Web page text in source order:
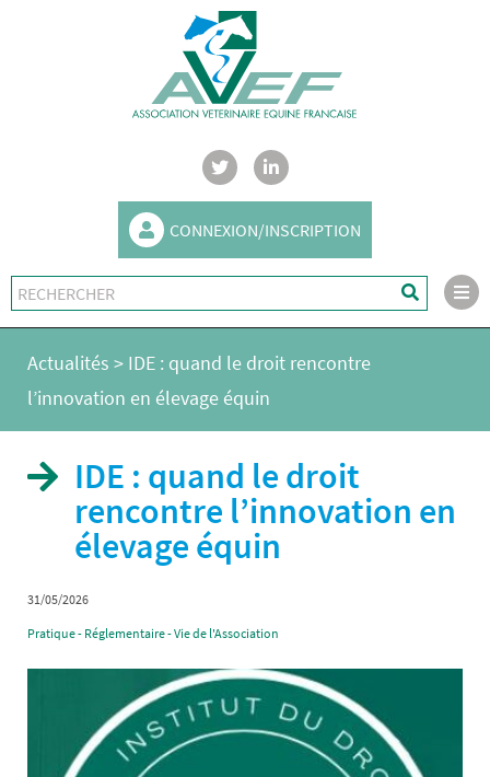
CONNEXION/INSCRIPTION
Actualités > IDE : quand le droit rencontre
l’innovation en élevage équin
IDE : quand le droit
rencontre l’innovation en
élevage équin
31/05/2026
Pratique - Réglementaire - Vie de l'Association